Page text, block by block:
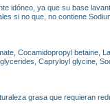
idóneo, ya que su base
si no que, no contiene
Cocamidopropyl betaine,
Capryloyl glycine,
grasa que requieran